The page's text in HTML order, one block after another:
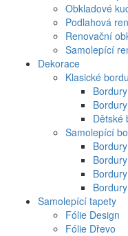
Obkladové
Podlahová
Renovační
Samolepící
Dekorace
Klasické
Dětské
Samolepící
Samolepící tapety
Fólie Design
Fólie Dřevo